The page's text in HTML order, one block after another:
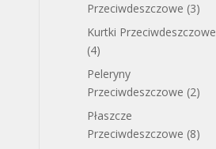
Przeciwdeszczowe (3)
Kurtki Przeciwdeszczowe
(4)
Peleryny
Przeciwdeszczowe (2)
Płaszcze
Przeciwdeszczowe (8)